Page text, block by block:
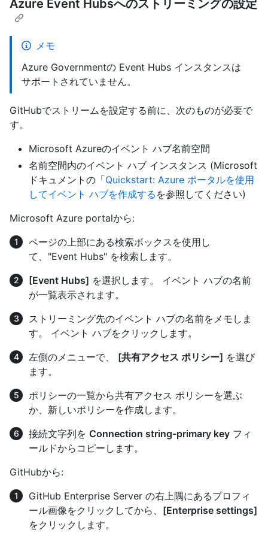
Azure Event Hubsへのストリーミングの設定
メモ
Azure Governmentの Event Hubs インスタンスは
サポートされていません。
GitHubでストリームを設定する前に、次のものが必要で
す。
Microsoft Azureのイベント ハブ名前空間
名前空間内のイベント ハブ インスタンス (Microsoft
ドキュメントの「Quickstart: Azure ポータルを使用
してイベント ハブを作成する を参照してください)
Microsoft Azure portalから:
ページの上部にある検索ボックスを使用し
て、"Event Hubs" を検索します。
[Event Hubs] を選択します。 イベント ハブの名前
が一覧表示されます。
ストリーミング先のイベント ハブの名前をメモしま
す。 イベント ハブをクリックします。
左側のメニューで、 [共有アクセス ポリシー] を選び
ます。
ポリシーの一覧から共有アクセス ポリシーを選ぶ
か、新しいポリシーを作成します。
接続文字列を Connection string-primary key フィ
ールドからコピーします。
GitHubから:
GitHub Enterprise Server の右上隅にあるプロフィ
ール画像をクリックしてから、 [Enterprise settings]
をクリックします。